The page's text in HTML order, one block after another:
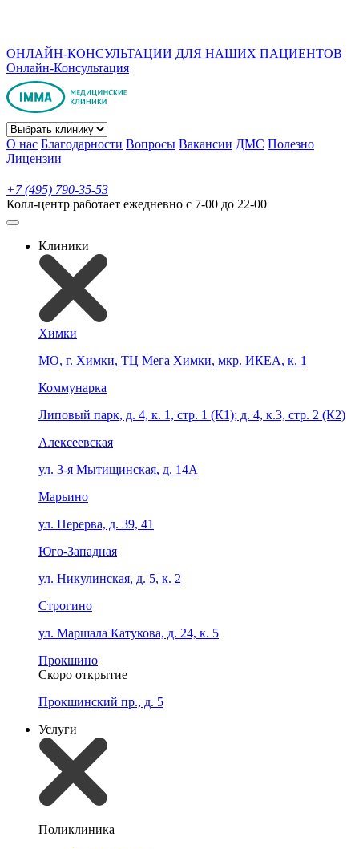
ОНЛАЙН-КОНСУЛЬТАЦИИ ДЛЯ НАШИХ ПАЦИЕНТОВ
Онлайн-Консультация
О нас Благодарности Вопросы Вакансии ДМС Полезно
Лицензии
+7 (495) 790-35-53
Колл-центр работает ежедневно с 7-00 до 22-00
Клиники
Химки
МО, г. Химки, ТЦ Мега Химки, мкр. ИКЕА, к. 1
Коммунарка
Липовый парк, д. 4, к. 1, стр. 1 (К1); д. 4, к.3, стр. 2 (К2)
Алексеевская
ул. 3-я Мытищинская, д. 14А
Марьино
ул. Перерва, д. 39, 41
Юго-Западная
ул. Никулинская, д. 5, к. 2
Строгино
ул. Маршала Катукова, д. 24, к. 5
Прокшино
Скоро открытие
Прокшинский пр., д. 5
Услуги
Поликлиника